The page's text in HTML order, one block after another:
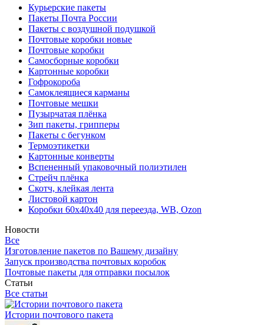
Курьерские пакеты
Пакеты Почта России
Пакеты с воздушной подушкой
Почтовые коробки новые
Почтовые коробки
Самосборные коробки
Картонные коробки
Гофрокороба
Самоклеящиеся карманы
Почтовые мешки
Пузырчатая плёнка
Зип пакеты, грипперы
Пакеты с бегунком
Термоэтикетки
Картонные конверты
Вспененный упаковочный полиэтилен
Стрейч плёнка
Скотч, клейкая лента
Листовой картон
Коробки 60х40х40 для переезда, WB, Ozon
Новости
Все
Изготовление пакетов по Вашему дизайну
Запуск производства почтовых коробок
Почтовые пакеты для отправки посылок
Статьи
Все статьи
Истории почтового пакета